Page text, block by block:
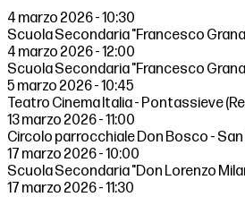
4 marzo 2026 - 10:30
Scuola Secondaria "Francesco
4 marzo 2026 - 12:00
Scuola Secondaria "Francesco
5 marzo 2026 - 10:45
Teatro Cinema Italia - Pontassieve
13 marzo 2026 - 11:00
Circolo parrocchiale Don Bosco - San
17 marzo 2026 - 10:00
Scuola Secondaria "Don Lorenzo
17 marzo 2026 - 11:30